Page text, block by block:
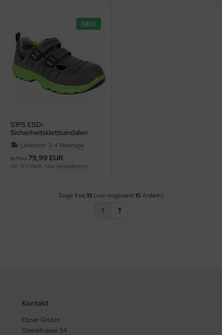
NEU
S1PS ESD-
Sicherheitsklettsandalen
FlexStar Klett FlexStar
RUNNEX 5171
Lieferzeit: 3-4 Werktage
Ihr Preis 79,99 EUR
inkl. 19 % MwSt. zzgl. Versandkosten
Zeige 1bis15(von insgesamt15Artikeln)
1
Kontakt
Ebner GmbH
Steinstrasse 34